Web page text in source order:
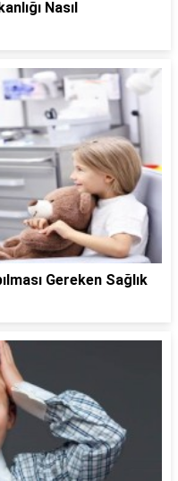
Nasıl
Gereken Sağlık